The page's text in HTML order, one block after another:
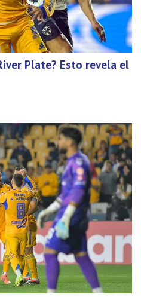
Plate? Esto revela el